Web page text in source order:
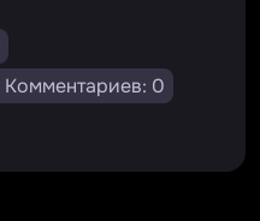
Комментариев: 0